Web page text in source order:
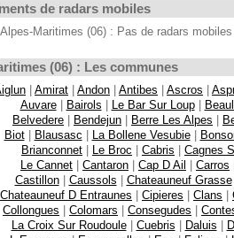
de radars mobiles
Maritimes (06) : Pas de radars
(06) : Les communes
| Amirat | Andon | Antibes | Ascros |
Auvare| Bairols | Le Bar Sur Loup|
Belvedere | Bendejun | Berre Les Alpes |
Biot| Blausasc | La Bollene Vesubie|
Brianconnet | Le Broc | Cabris | Cagnes
Le Cannet | Cantaron | Cap D Ail | Carros
Castillon| Caussols | Chateauneuf Grasse
Chateauneuf D Entraunes | Cipieres | Clans |
Collongues | Colomars | Consegudes |
La Croix Sur Roudoule| Cuebris | Daluis |